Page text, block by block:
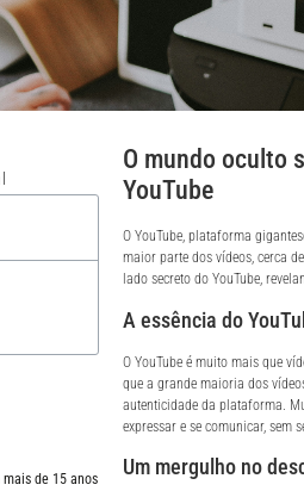
de 15 anos
O mundo oculto
YouTube
O YouTube, plataforma
maior parte dos vídeos, cerca
lado secreto do YouTube,
A essência do
O YouTube é muito mais que
que a grande maioria dos
autenticidade da plataforma.
expressar e se comunicar, sem
Um mergulho no